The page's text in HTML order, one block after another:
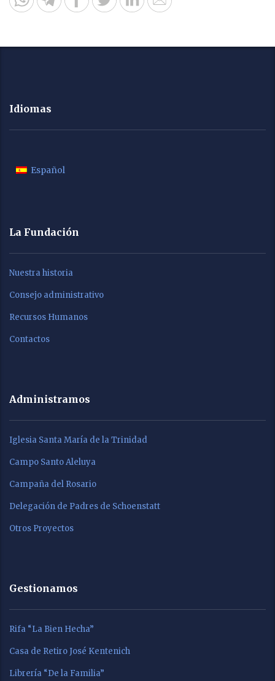
Idiomas
Español
La Fundación
Nuestra historia
Consejo administrativo
Recursos Humanos
Contactos
Administramos
Iglesia Santa María de la Trinidad
Campo Santo Aleluya
Campaña del Rosario
Delegación de Padres de Schoenstatt
Otros Proyectos
Gestionamos
Rifa “La Bien Hecha”
Casa de Retiro José Kentenich
Librería “De la Familia”